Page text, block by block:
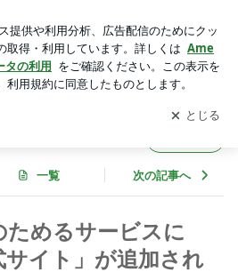
ネー公式スタッフブログ
ブログの更新通知
を受け取りまし
開く
一覧 次の記事へ
ためるサービスに
サイト」が追加され